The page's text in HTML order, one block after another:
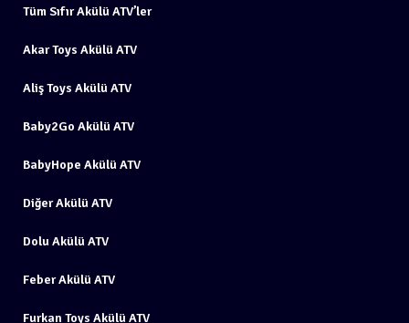
Tüm Sıfır Akülü ATV’ler
Akar Toys Akülü ATV
Aliş Toys Akülü ATV
Baby2Go Akülü ATV
BabyHope Akülü ATV
Diğer Akülü ATV
Dolu Akülü ATV
Feber Akülü ATV
Furkan Toys Akülü ATV